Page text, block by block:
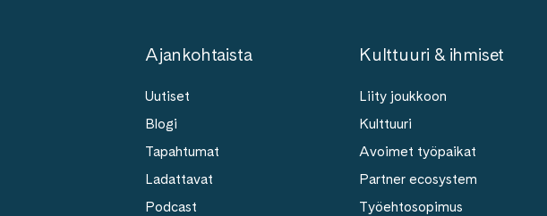
Ajankohtaista
Uutiset
Blogi
Tapahtumat
Ladattavat
Podcast
Kulttuuri & ihmiset
Liity joukkoon
Kulttuuri
Avoimet työpaikat
Partner ecosystem
Työehtosopimus